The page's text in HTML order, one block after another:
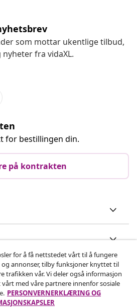
som mottar ukentlige tilbud,
fra vidaXL.
for bestillingen din.
på kontrakten
for å få nettstedet vårt til å fungere
annonser, tilby funksjoner knyttet til
trafikken vår. Vi deler også informasjon
med våre partnere innenfor sosiale
PERSONVERNERKLÆRING OG